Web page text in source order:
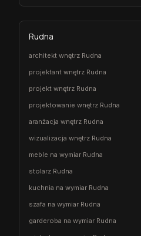
Rudna
architekt wnętrz Rudna
projektant wnętrz Rudna
projekt wnętrz Rudna
projektowanie wnętrz Rudna
aranżacja wnętrz Rudna
wizualizacja wnętrz Rudna
meble na wymiar Rudna
stolarz Rudna
kuchnia na wymiar Rudna
szafa na wymiar Rudna
garderoba na wymiar Rudna